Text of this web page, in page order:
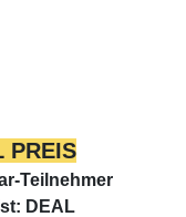
PREIS
Teilnehmer
DEAL